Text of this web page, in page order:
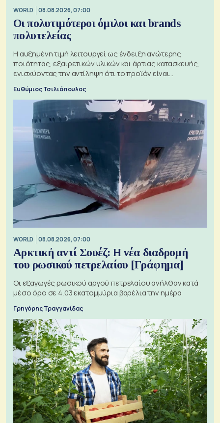
WORLD 08.08.2026, 07:00
Οι πολυτιμότεροι όμιλοι και brands
πολυτελείας
Η αυξημένη τιμή λειτουργεί ως ένδειξη ανώτερης
ποιότητας, εξαιρετικών υλικών και άρτιας κατασκευής,
ενισχύοντας την αντίληψη ότι το προϊόν είναι
Ευθύμιος Τσιλιόπουλος
WORLD 08.08.2026, 07:00
Αρκτική αντί Σουέζ: Η νέα διαδρομή
του ρωσικού πετρελαίου [Γράφημα]
Οι εξαγωγές ρωσικού αργού πετρελαίου ανήλθαν κατά
μέσο όρο σε 4,03 εκατομμύρια βαρέλια την ημέρα
Γρηγόρης Τραγγανίδας